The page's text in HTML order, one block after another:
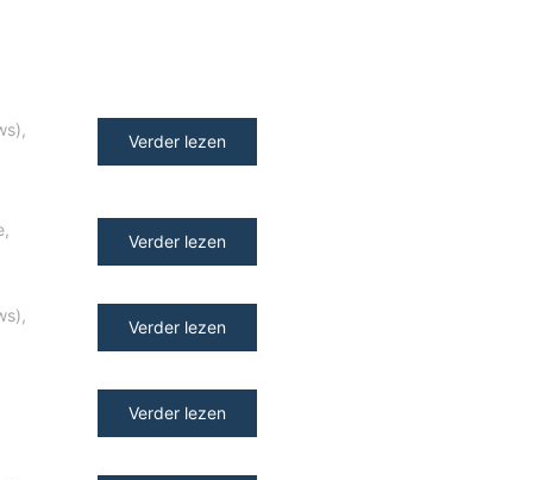
,
Verder lezen
,
Verder lezen
,
Verder lezen
Verder lezen